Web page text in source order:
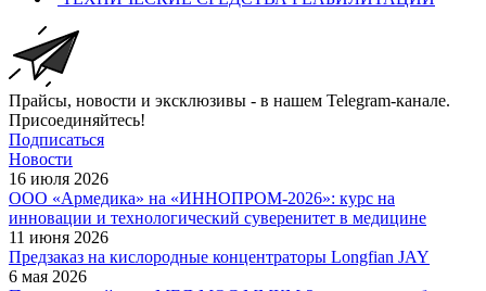
Прайсы, новости и эксклюзивы - в нашем Telegram-канале.
Присоединяйтесь!
Подписаться
Новости
16 июля 2026
ООО «Армедика» на «ИННОПРОМ-2026»: курс на
инновации и технологический суверенитет в медицине
11 июня 2026
Предзаказ на кислородные концентраторы Longfian JAY
6 мая 2026